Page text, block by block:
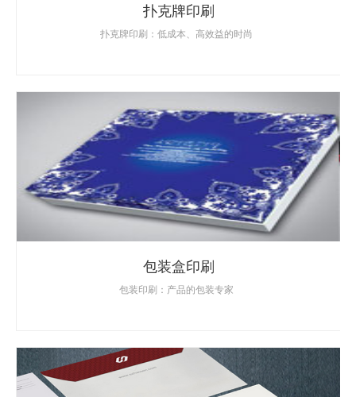
扑克牌印刷
扑克牌印刷：低成本、高效益的时尚
包装盒印刷
包装印刷：产品的包装专家